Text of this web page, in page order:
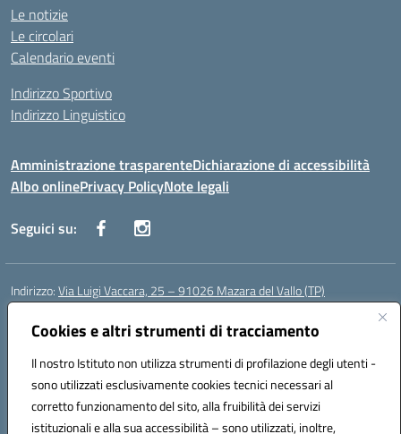
Cookies e altri strumenti di tracciamento
Il nostro Istituto non utilizza strumenti di profilazione degli utenti -
sono utilizzati esclusivamente cookies tecnici necessari al
corretto funzionamento del sito, alla fruibilità dei servizi
istituzionali e alla sua accessibilità – sono utilizzati, inoltre,
Le notizie
Le circolari
Calendario eventi
Indirizzo Sportivo
Indirizzo Linguistico
Amministrazione trasparenteDichiarazione di accessibilità
Albo onlinePrivacy PolicyNote legali
Seguici su:
Indirizzo:Via Luigi Vaccara, 25 – 91026 Mazara del Vallo (TP)
Centralino:
Posta elettronica certificata (PEC):tpic843007@pec.istruzione.it
Codice fiscale: 91036660818
Codice meccanografico:tpic843007
Codice Indice delle Pubbliche Amministrazioni (IPA): icggp
Codice unico di fatturazione (CUF): UFYPS3